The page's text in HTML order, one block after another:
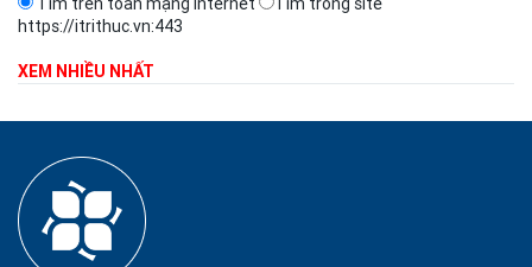
https://itrithuc.vn:443
XEM NHIỀU NHẤT